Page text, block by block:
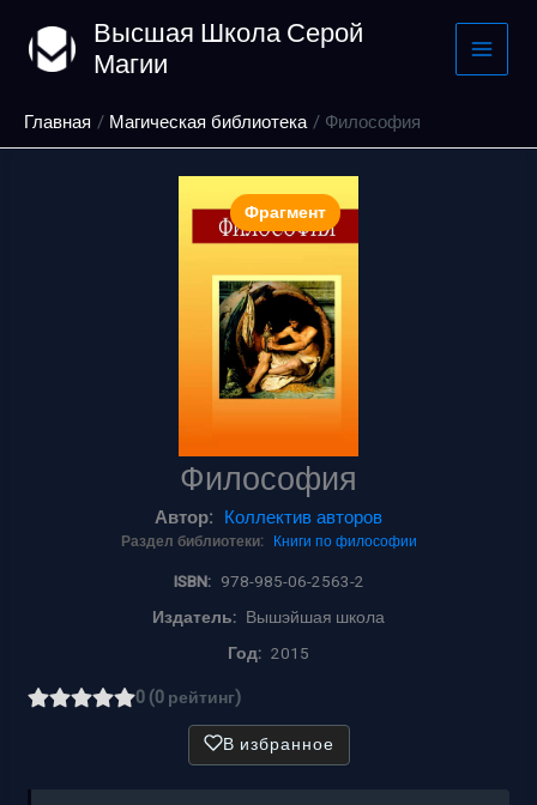
содержимому
Высшая Школа Серой
Магии
Главная Магическая библиотека Философия
Фрагмент
Философия
Автор: Коллектив авторов
Раздел библиотеки: Книги по философии
ISBN: 978-985-06-2563-2
Издатель: Вышэйшая школа
Год: 2015
0 (0 рейтинг)
В избранное